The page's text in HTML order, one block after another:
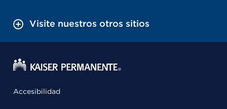
Visite nuestros otros sitios
Accesibilidad